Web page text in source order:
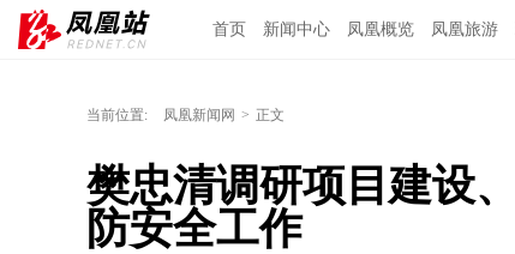
首页 新闻中心 凤凰概览 凤凰旅游
当前位置: 凤凰新闻网 > 正文
樊忠清调研项目建设
防安全工作